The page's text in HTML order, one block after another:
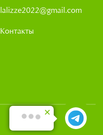
lalizze2022@gmail.com
Контакты